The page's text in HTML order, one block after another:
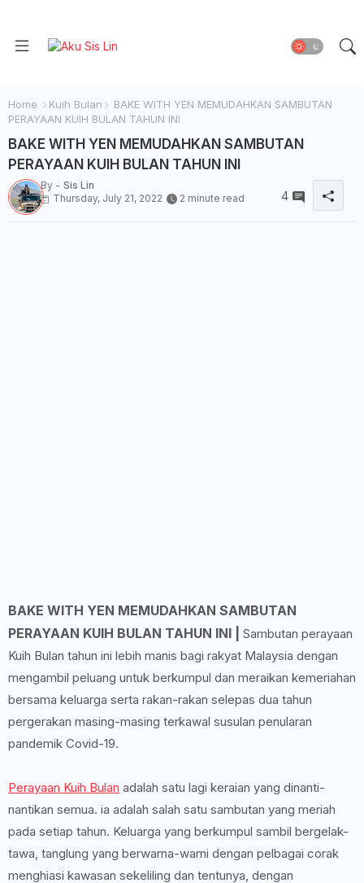
Home Kuih Bulan
BAKE WITH YEN MEMUDAHKAN SAMBUTAN
PERAYAAN KUIH BULAN TAHUN INI
BAKE WITH YEN MEMUDAHKAN SAMBUTAN
PERAYAAN KUIH BULAN TAHUN INI
By - Sis Lin
Thursday, July 21, 2022
2 minute read 4
BAKE WITH YEN MEMUDAHKAN SAMBUTAN
PERAYAAN KUIH BULAN TAHUN INI |
Sambutan perayaan
Kuih Bulan tahun ini lebih manis bagi rakyat Malaysia dengan
mengambil peluang untuk berkumpul dan meraikan kemeriahan
bersama keluarga serta rakan-rakan selepas dua tahun
pergerakan masing-masing terkawal susulan penularan
pandemik Covid-19.
Perayaan Kuih Bulan adalah satu lagi keraian yang dinanti-
nantikan semua. ia adalah salah satu sambutan yang meriah
pada setiap tahun. Keluarga yang berkumpul sambil bergelak-
tawa, tanglung yang berwarna-warni dengan pelbagai corak
menghiasi kawasan sekeliling dan tentunya, dengan